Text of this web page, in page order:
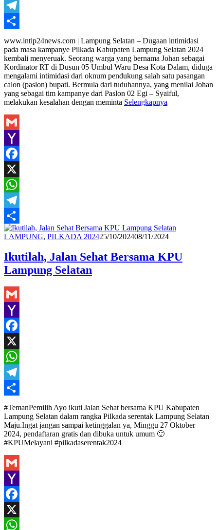
WhatsApp
Telegram
www.intip24news.com | Lampung Selatan – Dugaan intimidasi
pada masa kampanye Pilkada Kabupaten Lampung Selatan 2024
kembali menyeruak. Seorang warga yang bernama Johan sebagai
Kordinator RT di Dusun 05 Umbul Waru Desa Kota Dalam, diduga
mengalami intimidasi dari oknum pendukung salah satu pasangan
calon (paslon) bupati. Bermula dari tuduhannya, yang menilai Johan
yang sebagai tim kampanye dari Paslon 02 Egi – Syaiful,
melakukan kesalahan dengan meminta Selengkapnya
Gmail
Yahoo
Mail
Facebook
X
WhatsApp
Telegram
Share
LAMPUNG, PILKADA 2024Redaksi
25/10/202408/11/2024
Ikutilah, Jalan Sehat Bersama KPU
Lampung Selatan
Gmail
Yahoo
Mail
Facebook
X
WhatsApp
Telegram
Share
#TemanPemilih Ayo ikuti Jalan Sehat bersama KPU Kabupaten
Lampung Selatan dalam rangka Pilkada serentak Lampung Selatan
Maju.Ingat jangan sampai ketinggalan ya, Minggu 27 Oktober
2024, pendaftaran gratis dan dibuka untuk umum 🙂
#KPUMelayani #pilkadaserentak2024
Gmail
Yahoo
Mail
Facebook
X